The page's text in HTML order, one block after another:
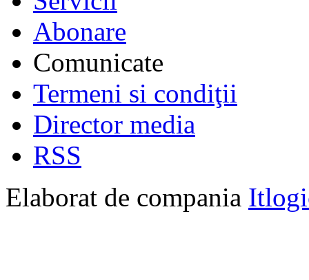
Abonare
Comunicate
Termeni si condiţii
Director media
RSS
Elaborat de compania